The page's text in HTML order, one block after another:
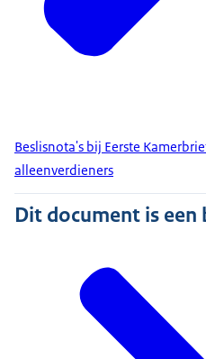
Beslisnota's bij Eerste
alleenverdieners
Dit document is een